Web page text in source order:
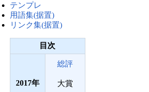
テンプレ
用語集(据置)
リンク集(据置)
目次
2017
総評
大賞